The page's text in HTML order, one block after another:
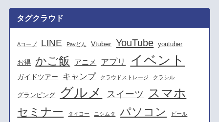
タグクラウド
Aコープ LINE Payどん Vtuber YouTube youtuber
お得 かご飯 アニメ アプリ イベント
ガイドツアー キャンプ クラウドストレージ クラシル
グランピング グルメ スイーツ スマホ
セミナー タイヨー ニシムタ パソコン ビール